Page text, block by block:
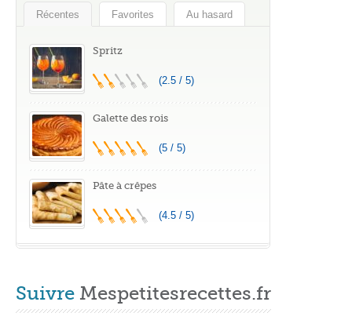
Récentes Favorites Au hasard
Spritz
(2.5 / 5)
Galette des rois
(5 / 5)
Pâte à crêpes
(4.5 / 5)
Suivre Mespetitesrecettes.fr